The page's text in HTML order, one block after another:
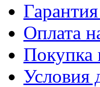
Оплата
Покупка
Условия